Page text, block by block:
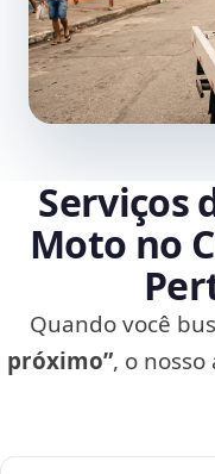
Serviços
Moto no
Quando você
próximo”, o